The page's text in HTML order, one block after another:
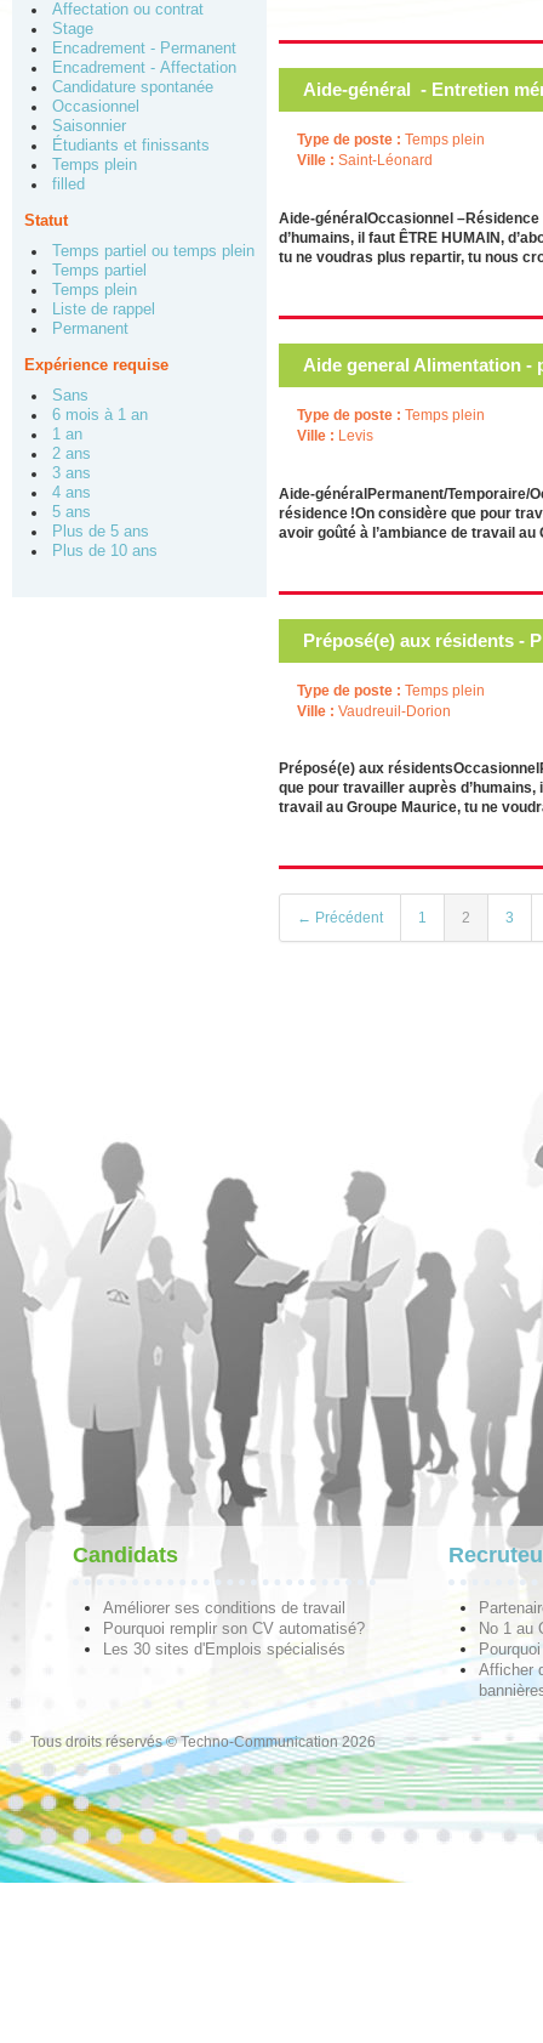
Affectation ou contrat
Stage
Encadrement - Permanent
Encadrement - Affectation
Candidature spontanée
Occasionnel
Saisonnier
Étudiants et finissants
Temps plein
filled
Statut
Temps partiel ou temps plein
Temps partiel
Temps plein
Liste de rappel
Permanent
Expérience requise
Sans
6 mois à 1 an
1 an
2 ans
3 ans
4 ans
5 ans
Plus de 5 ans
Plus de 10 ans
Aide-général - Entretien
Type de poste : Temps plein
Ville : Saint-Léonard
Aide-généralOccasionnel
d’humains, il faut ÊTRE HUMAIN,
tu ne voudras plus repartir, tu nous
Aide general Alimentation -
Type de poste : Temps plein
Ville : Levis
Aide-généralPermanent/Temporaire/
résidence !On considère que pour
avoir goûté à l’ambiance de travail
Préposé(e) aux résidents -
Type de poste : Temps plein
Ville : Vaudreuil-Dorion
Préposé(e) aux
que pour travailler auprès d’humains,
travail au Groupe Maurice, tu ne
← Précédent 1 2 3
Candidats
Améliorer ses conditions de travail
Pourquoi remplir son CV automatisé?
Les 30 sites d'Emplois spécialisés
No 1 au
Afficher
Tous droits réservés © Techno-Communication 2026